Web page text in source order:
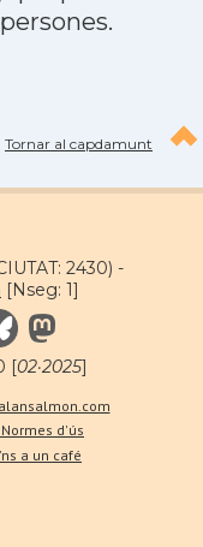
Tornar al capdamunt
2430) -
[Nseg: 1]
[02·2025]
d'ús
a un café